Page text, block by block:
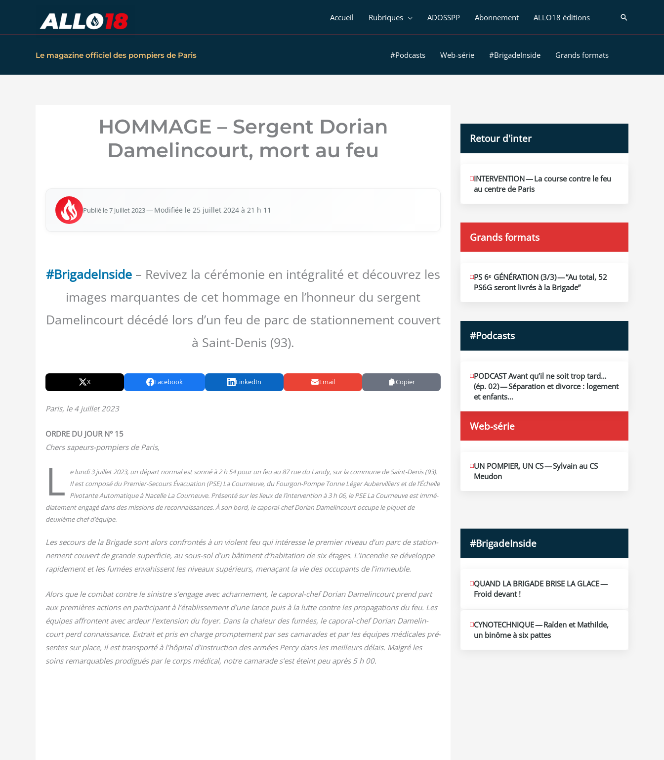
contenu
Accueil Rubriques ADOSSPP Abonnement ALLO18 éditions
Le magazine officiel des pompiers de Paris #Podcasts Web-série #BrigadeInside Grands formats
HOMMAGE – Sergent Dorian
Damelincourt, mort au feu
Publié le 7 juillet 2023— Modi­fiée le 25 juillet 2024 à 21 h 11
#BrigadeInside – Revivez la cérémonie en intégralité et découvrez les
images marquantes de cet hommage en l’honneur du sergent
Damelincourt décédé lors d’un feu de parc de stationnement couvert
à Saint-Denis (93).
X Facebook LinkedIn Email Copier
Paris, le 4 juillet 2023
ORDRE DU JOUR N° 15
Chers sapeurs-pom­piers de Paris,
L
e lun­di 3 juillet 2023, un départ nor­mal est son­né à 2 h 54 pour un feu au 87 rue du Lan­dy, sur la com­mune de Saint-Denis (93).
Il est com­po­sé du Pre­mier-Secours Éva­cua­tion (PSE) La Cour­neuve, du Four­gon-Pompe Tonne Léger Auber­vil­liers et de l’Échelle
Pivo­tante Auto­ma­tique à Nacelle La Cour­neuve. Pré­sen­té sur les lieux de l’intervention à 3 h 06, le PSE La Cour­neuve est immé­
dia­te­ment enga­gé dans des mis­sions de recon­nais­sances. À son bord, le capo­ral-chef Dorian Dame­lin­court occupe le piquet de
deuxième chef d’équipe.
Les secours de la Bri­gade sont alors confron­tés à un violent feu qui inté­resse le pre­mier niveau d’un parc de sta­tion­
ne­ment cou­vert de grande super­fi­cie, au sous-sol d’un bâti­ment d’habitation de six étages. L’incendie se déve­loppe
rapi­de­ment et les fumées enva­hissent les niveaux supé­rieurs, mena­çant la vie des occu­pants de l’immeuble.
Alors que le com­bat contre le sinistre s’engage avec achar­ne­ment, le capo­ral-chef Dorian Dame­lin­court prend part
aux pre­mières actions en par­ti­ci­pant à l’établissement d’une lance puis à la lutte contre les pro­pa­ga­tions du feu. Les
équipes affrontent avec ardeur l’extension du foyer. Dans la cha­leur des fumées, le capo­ral-chef Dorian Dame­lin­
court perd connais­sance. Extrait et pris en charge promp­te­ment par ses cama­rades et par les équipes médi­cales pré­
sentes sur place, il est trans­por­té à l’hôpital d’instruction des armées Per­cy dans les meilleurs délais. Mal­gré les
soins remar­quables pro­di­gués par le corps médi­cal, notre cama­rade s’est éteint peu après 5 h 00.
Retour d'inter
JUIN
12
2026
INTERVENTION — La course contre le feu
au centre de Paris
Grands formats
JUIN
19
2026
PS 6ᵉ GÉNÉRATION (3/​3) — “Au total, 52
PS6G seront livrés à la Brigade”
#Podcasts
MAI
13
2026
PODCAST Avant qu’il ne soit trop tard…
(ép. 02) — Séparation et divorce : logement
et enfants…
Web-série
MAI
10
2026
UN POMPIER, UN CS — Sylvain au CS
Meudon
#BrigadeInside
QUAND LA BRIGADE BRISE LA GLACE —
Froid devant !
CYNOTECHNIQUE — Raïden et Mathilde,
un binôme à six pattes